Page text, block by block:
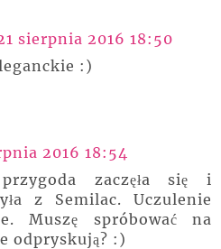
sierpnia 2016 18:50
:)
2016 18:54
zaczęła się i
z Semilac. Uczulenie
Muszę spróbować na
odpryskują? :)